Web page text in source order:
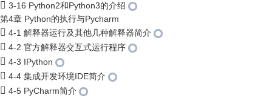
3-16 Python2和Python3的介绍
第4章 Python的执行与Pycharm
4-1 解释器运行及其他几种解释器简介
4-2 官方解释器交互式运行程序
4-3 IPython
4-4 集成开发环境IDE简介
4-5 PyCharm简介